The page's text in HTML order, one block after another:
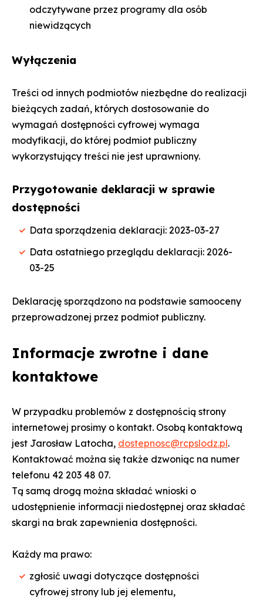
odczytywane przez programy dla osób
niewidzących
Wyłączenia
Treści od innych podmiotów niezbędne do realizacji
bieżących zadań, których dostosowanie do
wymagań dostępności cyfrowej wymaga
modyfikacji, do której podmiot publiczny
wykorzystujący treści nie jest uprawniony.
Przygotowanie deklaracji w sprawie
dostępności
Data sporządzenia deklaracji: 2023-03-27
Data ostatniego przeglądu deklaracji: 2026-
03-25
Deklarację sporządzono na podstawie samooceny
przeprowadzonej przez podmiot publiczny.
Informacje zwrotne i dane
kontaktowe
W przypadku problemów z dostępnością strony
internetowej prosimy o kontakt. Osobą kontaktową
jest Jarosław Latocha, dostepnosc@rcpslodz.pl.
Kontaktować można się także dzwoniąc na numer
telefonu 42 203 48 07.
Tą samą drogą można składać wnioski o
udostępnienie informacji niedostępnej oraz składać
skargi na brak zapewnienia dostępności.
Każdy ma prawo:
zgłosić uwagi dotyczące dostępności
cyfrowej strony lub jej elementu,